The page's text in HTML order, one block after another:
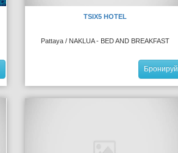
TSIX5 HOTEL
Pattaya / NAKLUA - BED AND BREAKFAST
Бронируй